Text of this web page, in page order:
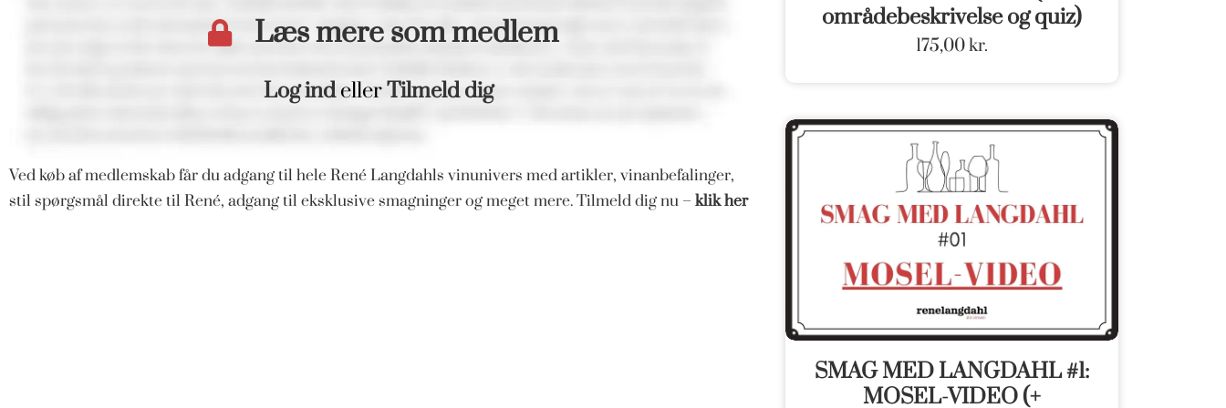
Læs mere som medlem
Log indellerTilmeld dig
Ved køb af medlemskab får du adgang til hele René Langdahls vinunivers med artikler, vinanbefalinger,
stil spørgsmål direkte til René, adgang til eksklusive smagninger og meget mere. Tilmeld dig nu – klik her
områdebeskrivelse og quiz)
175,00kr.
SMAG MED LANGDAHL #1:
MOSEL-VIDEO (+